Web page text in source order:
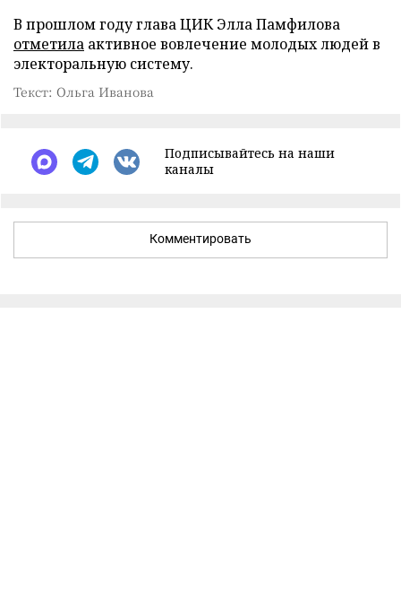
В прошлом году глава ЦИК Элла Памфилова
отметила активное вовлечение молодых людей в
электоральную систему.
Текст: Ольга Иванова
Подписывайтесь на наши
каналы
Комментировать